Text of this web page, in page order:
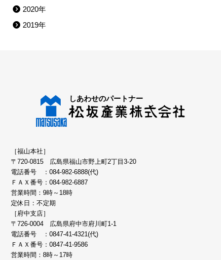
2020年
2019年
［福山本社］
〒720-0815 広島県福山市野上町2丁目3-20
電話番号 ：084-982-6888(代)
ＦＡＸ番号：084-982-6887
営業時間：9時～18時
定休日：不定期
［府中支店］
〒726-0004 広島県府中市府川町1-1
電話番号 ：0847-41-4321(代)
ＦＡＸ番号：0847-41-9586
営業時間：8時～17時